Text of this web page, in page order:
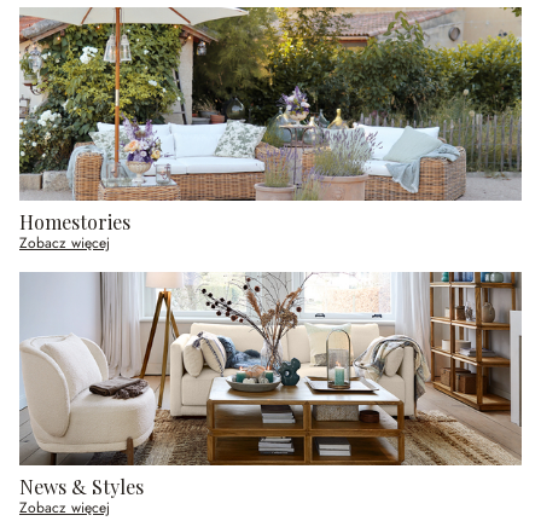
Homestories
Zobacz więcej
News & Styles
Zobacz więcej